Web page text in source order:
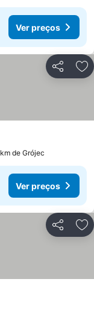
Ver preços
Partilhar
de Grójec
Ver preços
Partilhar